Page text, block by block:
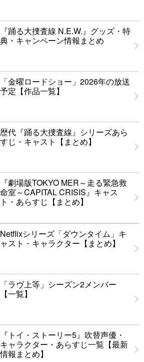
『踊る大捜査線 N.E.W.』グッズ・特
典・キャンペーン情報まとめ
「金曜ロードショー」2026年の放送
予定【作品一覧】
歴代『踊る大捜査線』シリーズあら
すじ・キャスト【まとめ】
『劇場版TOKYO MER～走る緊急救
命室～CAPITAL CRISIS』キャス
ト・あらすじ【まとめ】
Netflixシリーズ「ダウンタイム」キ
ャスト・キャラクター【まとめ】
「ラヴ上等」シーズン2メンバー
【一覧】
『トイ・ストーリー5』吹替声優・
キャラクター・あらすじ一覧【最新
情報まとめ】